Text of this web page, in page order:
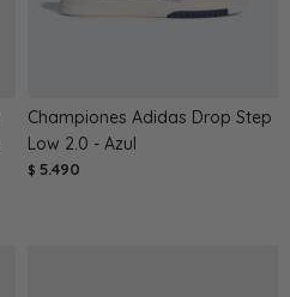
Championes Adidas Drop Step
Low 2.0 - Azul
$ 5.490